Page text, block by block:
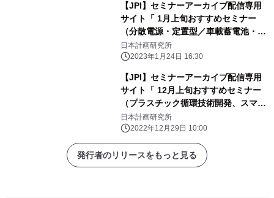
【JPI】セミナーアーカイブ配信専用
サイト「 1月上旬おすすめセミナー
（分散電源・定置型／車載蓄電池・洋
上風力発電の誘致）」のご案内
日本計画研究所
2023年1月24日 16:30
【JPI】セミナーアーカイブ配信専用
サイト「 12月上旬おすすめセミナー
（プラスチック循環技術開発、スマー
ト保安、BIM）」のご案内
日本計画研究所
2022年12月29日 10:00
発行者のリリースをもっと見る